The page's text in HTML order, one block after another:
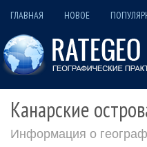
ГЛАВНАЯ НОВОЕ
Канарские
Информация о